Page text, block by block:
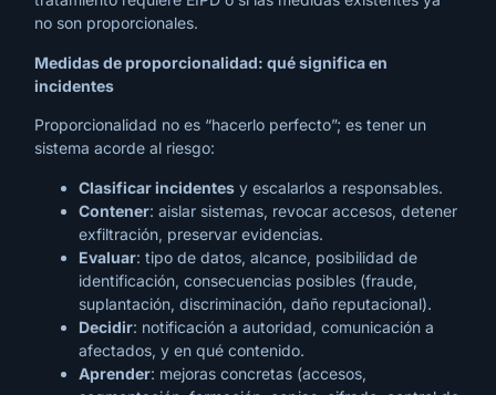
no son proporcionales.
Medidas de proporcionalidad: qué significa en
incidentes
Proporcionalidad no es “hacerlo perfecto”; es tener un
sistema acorde al riesgo:
Clasificar incidentes y escalarlos a responsables.
Contener: aislar sistemas, revocar accesos, detener
exfiltración, preservar evidencias.
Evaluar: tipo de datos, alcance, posibilidad de
identificación, consecuencias posibles (fraude,
suplantación, discriminación, daño reputacional).
Decidir: notificación a autoridad, comunicación a
afectados, y en qué contenido.
Aprender: mejoras concretas (accesos,